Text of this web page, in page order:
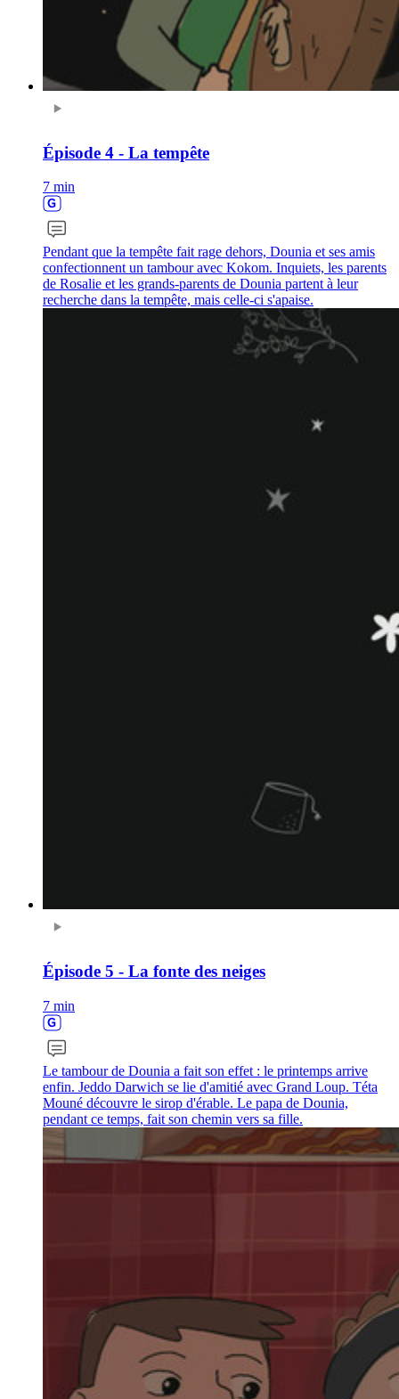
Épisode 4 - La tempête
7 min
Pendant que la tempête fait rage dehors, Dounia et ses amis
confectionnent un tambour avec Kokom. Inquiets, les parents
de Rosalie et les grands-parents de Dounia partent à leur
recherche dans la tempête, mais celle-ci s'apaise.
Épisode 5 - La fonte des neiges
7 min
Le tambour de Dounia a fait son effet : le printemps arrive
enfin. Jeddo Darwich se lie d'amitié avec Grand Loup. Téta
Mouné découvre le sirop d'érable. Le papa de Dounia,
pendant ce temps, fait son chemin vers sa fille.